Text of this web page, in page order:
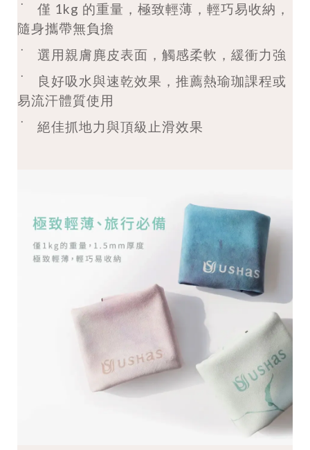
˙ 僅 1kg 的重量，極致輕薄，輕巧易收納，
隨身攜帶無負擔
˙ 選用親膚麂皮表面，觸感柔軟，緩衝力強
˙
良好吸水與速乾效果，推薦熱瑜珈課程或
易流汗體質使用
˙ 絕佳抓地力與頂級止滑效果